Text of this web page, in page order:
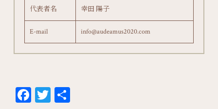
代表者名 幸田 陽子
E-mail info@audeamus2020.com
Fa T